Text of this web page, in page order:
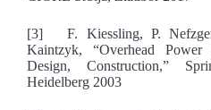
[3] F. Kiessling, P.
Kaintzyk, “Overhead
Design, Construction,”
Heidelberg 2003